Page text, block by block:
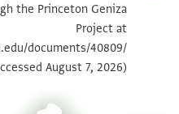
תנאי היתר שימוש בתצלום
the Princeton Geniza
Project at
documents/40809/
August 7, 2026).